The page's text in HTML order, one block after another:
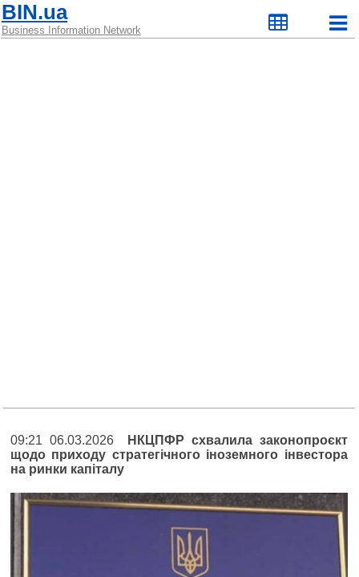
BIN.ua
Business Information Network
09:21 06.03.2026
НКЦПФР схвалила законопроєкт
щодо приходу стратегічного іноземного інвестора
на ринки капіталу